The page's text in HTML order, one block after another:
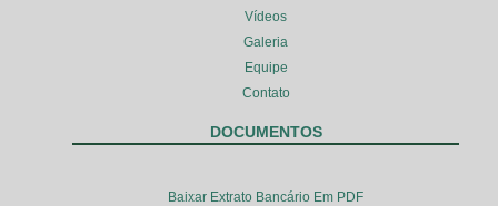
Vídeos
Galeria
Equipe
Contato
DOCUMENTOS
Baixar Extrato Bancário Em PDF